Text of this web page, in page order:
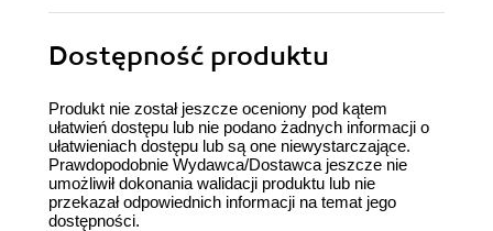
Dostępność produktu
Produkt nie został jeszcze oceniony pod kątem
ułatwień dostępu lub nie podano żadnych informacji o
ułatwieniach dostępu lub są one niewystarczające.
Prawdopodobnie Wydawca/Dostawca jeszcze nie
umożliwił dokonania walidacji produktu lub nie
przekazał odpowiednich informacji na temat jego
dostępności.